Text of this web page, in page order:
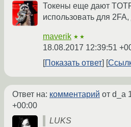
Токены еще дают
использовать для
maverik ★★
18.08.2017 12:39:51
Показать ответ
Ответ на: комментарий от d_a
+00:00
LUKS